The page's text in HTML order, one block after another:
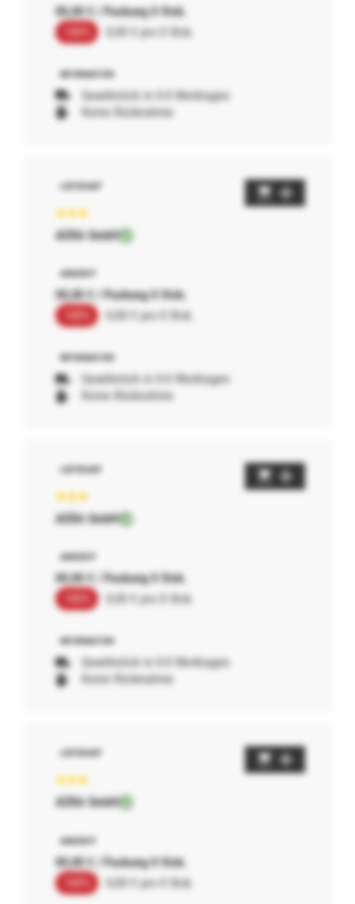
00,00 € / Packung 0 Stck.
0,00 € pro 0 Stck.
Gewöhnlich in 0-0 Werktagen
Keine Rücknahme
AERA GmbH
00,00 € / Packung 0 Stck.
0,00 € pro 0 Stck.
Gewöhnlich in 0-0 Werktagen
Keine Rücknahme
AERA GmbH
00,00 € / Packung 0 Stck.
0,00 € pro 0 Stck.
Gewöhnlich in 0-0 Werktagen
Keine Rücknahme
AERA GmbH
00,00 € / Packung 0 Stck.
0,00 € pro 0 Stck.